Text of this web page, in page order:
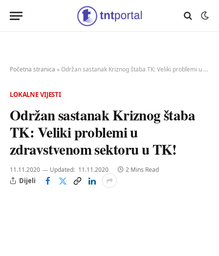
Početna stranica »Održan sastanak Kriznog štaba TK: Veliki problemi u zdravstvenom sektoru u TK!
LOKALNE VIJESTI
Održan sastanak Kriznog štaba
TK: Veliki problemi u
zdravstvenom sektoru u TK!
11.11.2020 Updated: 11.11.2020 2 Mins Read
Dijeli